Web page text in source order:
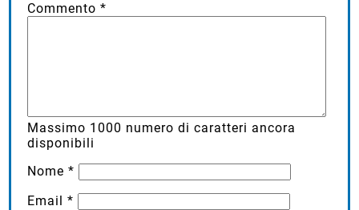
Commento*
Massimo 1000 numero di caratteri ancora
disponibili
Nome*
Email*